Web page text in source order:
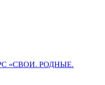
«СВОИ. РОДНЫЕ.